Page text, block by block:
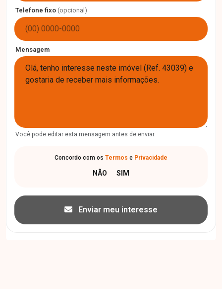
Telefone fixo (opcional)
Mensagem
Você pode editar esta mensagem antes de enviar.
Concordo com os Termos e Privacidade
Enviar meu interesse